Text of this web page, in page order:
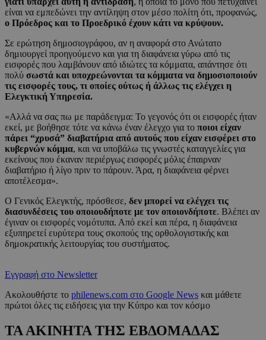
είναι να εμπεδώνει την αντίληψη στον μέσο πολίτη ότι, προφανώς,
ο Πρόεδρος και το Προεδρικό έχουν κάτι να κρύψουν.
Σε ερώτηση δημοσιογράφου, αν η αναφορά στο Ανώτατο
δημιουργεί προηγούμενο και για τη διαφάνεια γύρω από τις
εισφορές που λαμβάνουν από ιδιώτες τα κόμματα, απάντησε ότι
πολύ σωστά και υποχρεώνονται τα κόμματα να δημοσιοποιούν
τις εισφορές τους, τι οποίες ούτως ή άλλως τις ελέγχει η
Ελεγκτική Υπηρεσία.
«Αλλά να σας πω με παράδειγμα: Το γεγονός ότι οι εισφορές ήταν
εκεί, με βοήθησε τότε να κάνω έναν έλεγχο για το ποιοι είχαν
πάρει “χρυσά” διαβατήρια από αυτούς που είχαν εισφέρει στο
κυβερνών κόμμα, και να υποβάλω τις γνωστές καταγγελίες για
εκείνους που έκαναν περιέργως εισφορές μόλις έπαιρναν
διαβατήριο ή λίγο πριν το πάρουν. Άρα, η διαφάνεια φέρνει
αποτέλεσμα».
Ο Γενικός Ελεγκτής, πρόσθεσε, δεν μπορεί να ελέγχει τις
διασυνδέσεις του οποιουδήποτε με τον οποιονδήποτε. Βλέπει αν
έγιναν οι εισφορές νομότυπα. Από εκεί και πέρα, η διαφάνεια
εξυπηρετεί ευρύτερα τους σκοπούς της ορθολογιστικής και
δημοκρατικής λειτουργίας του συστήματος.
Εγγραφή στο Newsletter
Ακολουθήστε το philenews.com στο Google News και μάθετε
πρώτοι όλες τις ειδήσεις για την Κύπρο και τον κόσμο
ΤΑ ΑΚΙΝΗΤΑ ΤΗΣ ΕΒΔΟΜΑΔΑΣ